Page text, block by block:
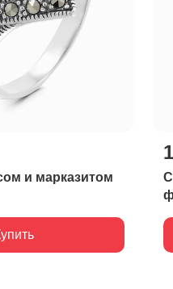
и марказитом